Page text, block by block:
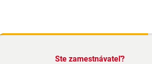
Ste zamestnávateľ?